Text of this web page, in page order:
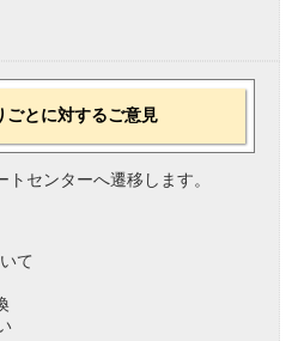
ごとに対するご意見
センターへ遷移します。
て